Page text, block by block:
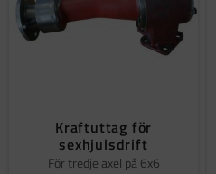
Kraftuttag för
sexhjulsdrift
För tredje axel på 6x6